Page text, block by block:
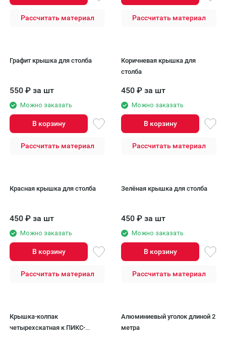
Рассчитать материал Рассчитать материал
Графит крышка для столба
550 ₽ за шт
Можно заказать
В корзину
Рассчитать материал
Коричневая крышка для
столба
450 ₽ за шт
Можно заказать
В корзину
Рассчитать материал
Красная крышка для столба
450 ₽ за шт
Можно заказать
В корзину
Рассчитать материал
Зелёная крышка для столба
450 ₽ за шт
Можно заказать
В корзину
Рассчитать материал
Крышка-колпак
четырехскатная к ПИКС-
Алюминиевый уголок длиной 2
метра